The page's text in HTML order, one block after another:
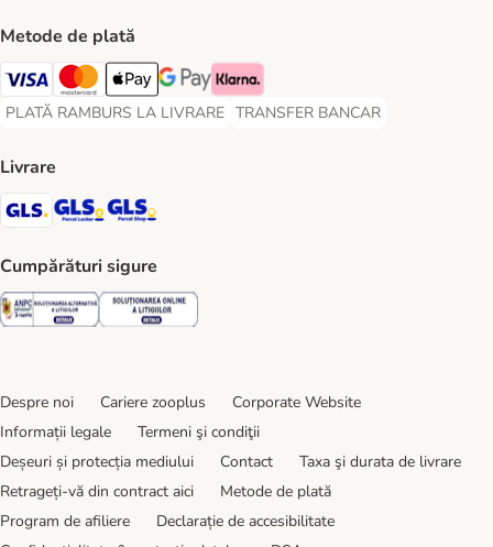
Metode de plată
Visa Payment Method
Master Card Payment Method
Apple Pay Payment Method
Google Pay Payment Method
Klarna Payment Method
PLATĂ RAMBURS LA LIVRARE
PLATĂ RAMBURS LA LIVRARE Payment Method
TRANSFER BANCAR
TRANSFER BANCAR Payment
Livrare
GLS Shipping Method
GLS Locker Shipping Method
Cumpărături sigure
Security Security
Despre noi Cariere zooplus
Corporate Website
Informații legale
Termeni şi condiţii
Deșeuri și protecția mediului
Contact
Taxa şi durata de livrare
Retrageți-vă din contract aici
Metode de plată
Program de afiliere
Declarație de accesibilitate